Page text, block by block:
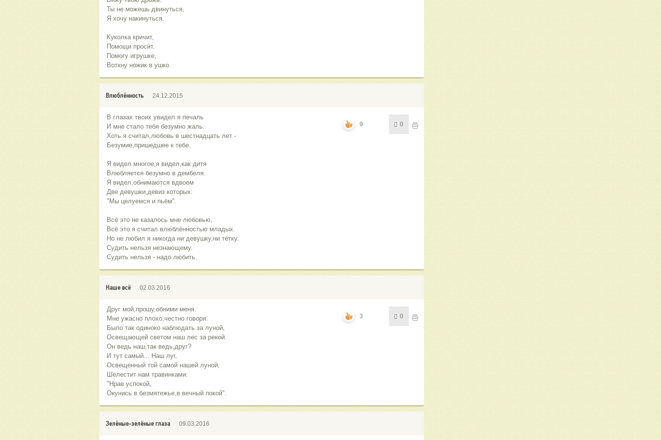
Ты не можешь двинуться,
Я хочу накинуться.
Куколка кричит,
Помощи просѝт.
Помогу игрушке,
Воткну ножик в ушко.
Влюблённость 24.12.2015
В глазах твоих увидел я печаль
И мне стало тебя безумно жаль.
Хоть я считал,любовь в шестнадцать лет -
Безумие,пришедшее к тебе.
Я видел многое,я видел,как дитя
Влюбляется безумно в дембеля.
Я видел,обнимаются вдвоем
Две девушки,девиз которых:
"Мы целуемся и пьём".
Всё это не казалось мне любовью,
Всё это я считал влюблённостью младых.
Но не любил я никогда ни девушку,ни тётку.
Судить нельзя незнающему.
Судить нельзя - надо любить.
9 0
Наше всё 02.03.2016
Друг мой,прошу,обними меня.
Мне ужасно плохо,честно говоря.
Было так одиноко наблюдать за луной,
Освещающей светом наш лес за рекой.
Он ведь наш,так ведь,друг?
И тут самый... Наш луг,
Освещенный той самой нашей луной,
Шелестит нам травинками:
"Нрав успокой,
Окунись в безмятежье,в вечный покой".
3 0
Зелёные-зелёные глаза 09.03.2016